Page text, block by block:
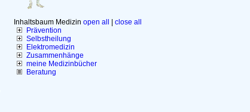
Inhaltsbaum Medizin open all
close all
Prävention
Selbstheilung
Elektromedizin
Zusammenhänge
meine Medizinbücher
Beratung